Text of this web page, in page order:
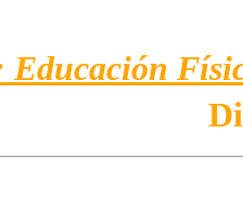
Educación